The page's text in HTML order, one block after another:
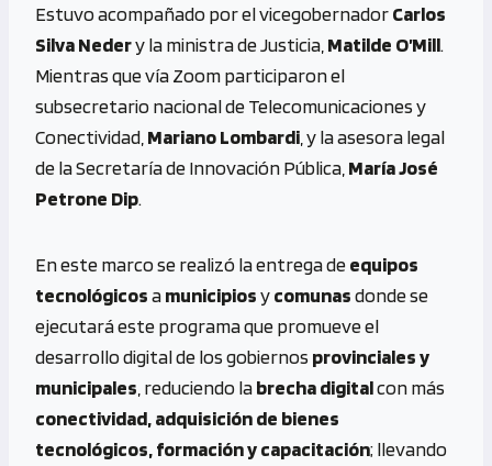
Estuvo acompañado por el vicegobernadorCarlos
Silva Nedery la ministra de Justicia, Matilde O’Mill.
Mientras que vía Zoom participaron el
subsecretario nacional de Telecomunicaciones y
Conectividad, Mariano Lombardi , y la asesora legal
de la Secretaría de Innovación Pública, María José
Petrone Dip.
En este marco se realizó la entrega deequipos
tecnológicosamunicipiosycomunasdonde se
ejecutará este programa que promueve el
desarrollo digital de los gobiernos provinciales y
municipales , reduciendo labrecha digitalcon más
conectividad, adquisición de bienes
tecnológicos, formación y capacitación; llevando